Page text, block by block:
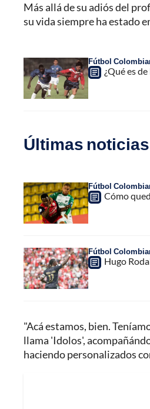
Más allá de su adiós del
su vida siempre ha estado
Fútbol
¿Qué es
Últimas noticias
Fútbol
Cómo
Fútbol
Hugo
"Acá estamos, bien.
llama 'Idolos',
haciendo personalizados